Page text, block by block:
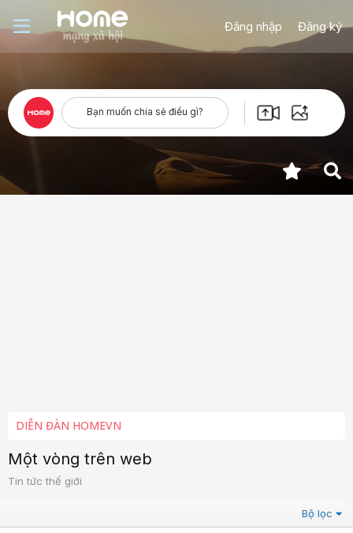
Đăng nhập Đăng ký
Bạn muốn chia sẻ điều gì?
DIỄN ĐÀN HOMEVN
Một vòng trên web
Tin tức thế giới
Bộ lọc